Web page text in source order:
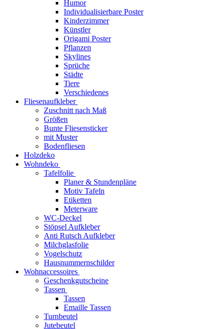
Humor
Individualisierbare Poster
Kinderzimmer
Künstler
Origami Poster
Pflanzen
Skylines
Sprüche
Städte
Tiere
Verschiedenes
Fliesenaufkleber
Zuschnitt nach Maß
Größen
Bunte Fliesensticker
mit Muster
Bodenfliesen
Holzdeko
Wohndeko
Tafelfolie
Planer & Stundenpläne
Motiv Tafeln
Etiketten
Meterware
WC-Deckel
Stöpsel Aufkleber
Anti Rutsch Aufkleber
Milchglasfolie
Vogelschutz
Hausnummernschilder
Wohnaccessoires
Geschenkgutscheine
Tassen
Tassen
Emaille Tassen
Turnbeutel
Jutebeutel